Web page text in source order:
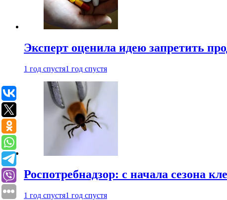
Эксперт оценила идею запретить
1 год спустя1 год спустя
Роспотребнадзор: с начала сезона
1 год спустя1 год спустя